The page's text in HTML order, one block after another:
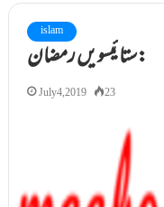
islam
ستائیسویں رمضان:
July 4, 2019 23